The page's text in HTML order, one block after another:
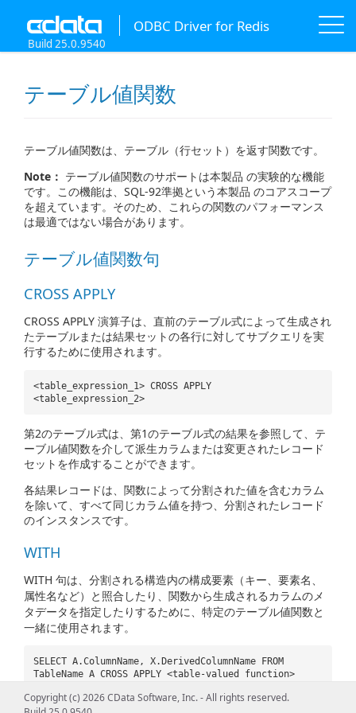
ODBC Driver for Redis
Build 25.0.9540
テーブル値関数
テーブル値関数は、テーブル（行セット）を返す関数です。
Note： テーブル値関数のサポートは本製品 の実験的な機能
です。この機能は、SQL-92準拠という本製品 のコアスコープ
を超えています。そのため、これらの関数のパフォーマンス
は最適ではない場合があります。
テーブル値関数句
CROSS APPLY
CROSS APPLY 演算子は、直前のテーブル式によって生成され
たテーブルまたは結果セットの各行に対してサブクエリを実
行するために使用されます。
<table_expression_1> CROSS APPLY
<table_expression_2>
第2のテーブル式は、第1のテーブル式の結果を参照して、テ
ーブル値関数を介して派生カラムまたは変更されたレコード
セットを作成することができます。
各結果レコードは、関数によって分割された値を含むカラム
を除いて、すべて同じカラム値を持つ、分割されたレコード
のインスタンスです。
WITH
WITH 句は、分割される構造内の構成要素（キー、要素名、
属性名など）と照合したり、関数から生成されるカラムのメ
タデータを指定したりするために、特定のテーブル値関数と
一緒に使用されます。
SELECT A.ColumnName, X.DerivedColumnName FROM
TableName A CROSS APPLY <table-valued function>
Copyright (c) 2026 CData Software, Inc. - All rights reserved.